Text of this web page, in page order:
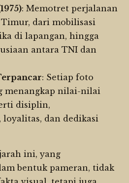
: Memotret perjalanan
dari mobilisasi
di lapangan, hingga
antara TNI dan
: Setiap foto
menangkap nilai-nilai
disiplin,
loyalitas, dan dedikasi
ini, yang
bentuk pameran, tidak